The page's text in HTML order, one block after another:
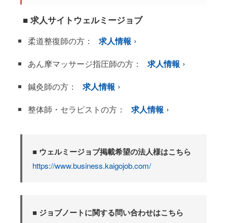
■ 求人サイトウェルミージョブ
柔道整復師の方：
求人情報
あん摩マッサージ指圧師の方：
求人情報
鍼灸師の方：
求人情報
整体師・セラピストの方：
求人情報
■ ウェルミージョブ掲載希望の法人様はこちら
https://www.business.kaigojob.com/
■ ジョブノートに関する問い合わせはこちら